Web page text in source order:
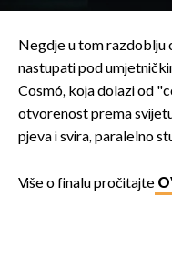
Negdje u tom razdoblju
nastupati pod
Cosmó, koja dolazi od
otvorenost prema
pjeva i svira, paralelno
Više o finalu pročitajte